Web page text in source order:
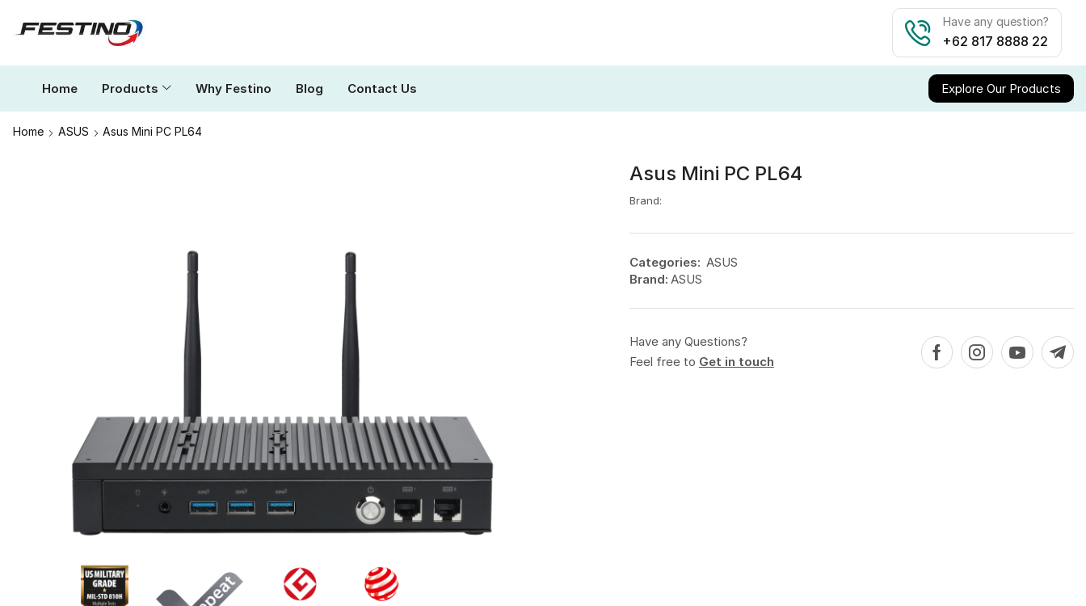
Have any question?
+62 817 8888 22
Home Products Why Festino Blog Contact Us Explore Our Products
Home ASUS Asus Mini PC PL64
Asus Mini PC PL64
Brand:
Categories: ASUS
Brand: ASUS
Have any Questions?
Feel free to Get in touch